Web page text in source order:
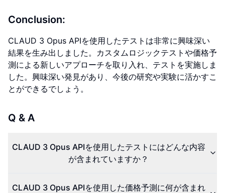
Conclusion:
CLAUD 3 Opus APIを使用したテストは非常に興味深い
結果を生み出しました。カスタムロジックテストや価格予
測による新しいアプローチを取り入れ、テストを実施しま
した。興味深い発見があり、今後の研究や実験に活かすこ
とができるでしょう。
Q & A
CLAUD 3 Opus APIを使用したテストにはどんな内容
が含まれていますか？
CLAUD 3 Opus APIを使用した価格予測に何が含まれ